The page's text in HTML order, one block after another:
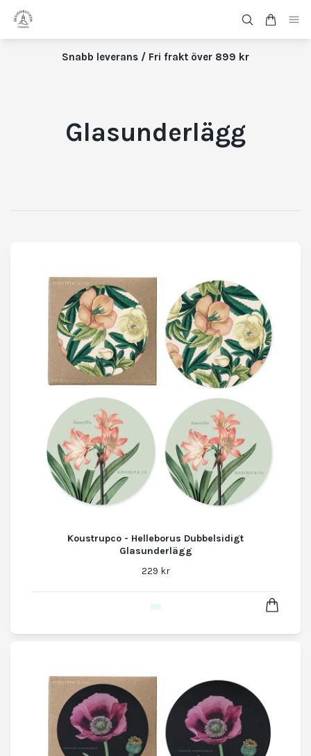
Snabb leverans / Fri frakt över 899 kr
Glasunderlägg
Koustrupco - Helleborus Dubbelsidigt
Glasunderlägg
229 kr